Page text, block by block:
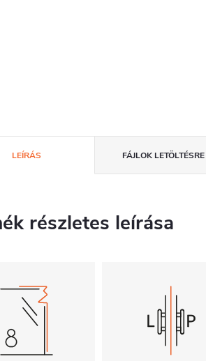
LEÍRÁS FÁJLOK LETÖLTÉSRE
részletes leírása